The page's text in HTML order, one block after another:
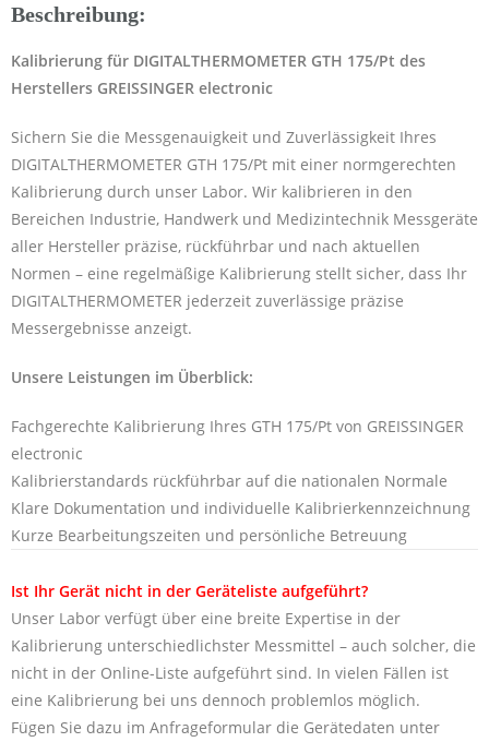
Beschreibung:
Kalibrierung für DIGITALTHERMOMETER GTH 175/Pt des
Herstellers GREISSINGER electronic
Sichern Sie die Messgenauigkeit und Zuverlässigkeit Ihres
DIGITALTHERMOMETER GTH 175/Pt mit einer normgerechten
Kalibrierung durch unser Labor. Wir kalibrieren in den
Bereichen Industrie, Handwerk und Medizintechnik Messgeräte
aller Hersteller präzise, rückführbar und nach aktuellen
Normen – eine regelmäßige Kalibrierung stellt sicher, dass Ihr
DIGITALTHERMOMETER jederzeit zuverlässige präzise
Messergebnisse anzeigt.
Unsere Leistungen im Überblick:
Fachgerechte Kalibrierung Ihres GTH 175/Pt von GREISSINGER
electronic
Kalibrierstandards rückführbar auf die nationalen Normale
Klare Dokumentation und individuelle Kalibrierkennzeichnung
Kurze Bearbeitungszeiten und persönliche Betreuung
Ist Ihr Gerät nicht in der Geräteliste aufgeführt?
Unser Labor verfügt über eine breite Expertise in der
Kalibrierung unterschiedlichster Messmittel – auch solcher, die
nicht in der Online-Liste aufgeführt sind. In vielen Fällen ist
eine Kalibrierung bei uns dennoch problemlos möglich.
Fügen Sie dazu im Anfrageformular die Gerätedaten unter